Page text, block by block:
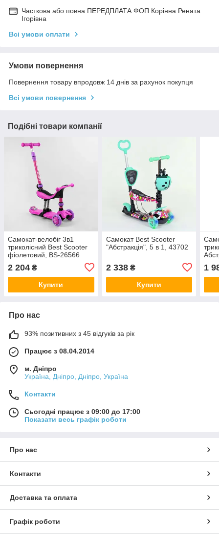
Часткова або повна ПЕРЕДПЛАТА ФОП Корінна Рената
Ігорівна
Всі умови оплати
Умови повернення
Повернення товару впродовж 14 днів за рахунок покупця
Всі умови повернення
Подібні товари компанії
Самокат-велобіг 3в1
триколісний Best Scooter
фіолетовий, BS-26566
2 204 ₴
Купити
Самокат Best Scooter
"Абстракція", 5 в 1, 43702
2 338₴
Купити
1
Про нас
93% позитивних з 45 відгуків за рік
Працює з 08.04.2014
м. Дніпро
Україна, Дніпро, Дніпро, Україна
Контакти
Сьогодні працює з 09:00 до 17:00
Показати весь графік роботи
Про нас
Контакти
Доставка та оплата
Графік роботи